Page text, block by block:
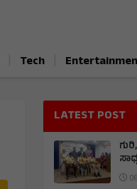
Tech
LATEST POST